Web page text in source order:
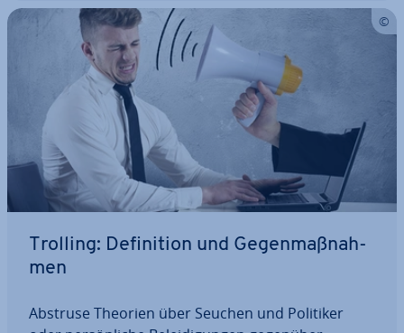
Trolling: De­fi­ni­ti­on und Ge­gen­maß­nah­
men
Abstruse Theorien über Seuchen und Politiker